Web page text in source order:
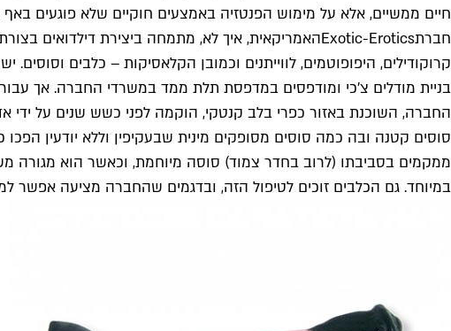
חיים ממשיים, אלא על מימוש הפנטזיה באמצעים חוקיים שלא פוגעים באף
חברתExotic-Erotics
קרוקודילים, היפופוטמים, לווייתנים וכמובן הקלאסיקות – כלבים
בניית מודלים צ'כי ומודפסים במדפסת תלת ממד במשרדי החברה. אך
החברה, השוכנת באזור כפרי בלב קנטקי, הוקמה לפני כשש שנים על
סוסים קטנה ובה כמה סוסים מסופקים מינית שבעקיפין וללא יודעין
ממקמים בסביבתו (לרוב בחדר צמוד) סוסה מיוחמת, וכאשר הוא מגורה
במיוחד. גם הכלבים זוכים לטיפול הזה, ובדגמים שהחברה מציעה אפשר